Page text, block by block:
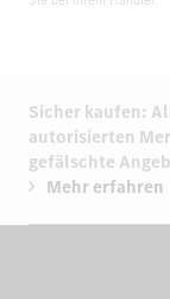
Sicher kaufen:
autorisierten
gefälschte
Mehr erfahren